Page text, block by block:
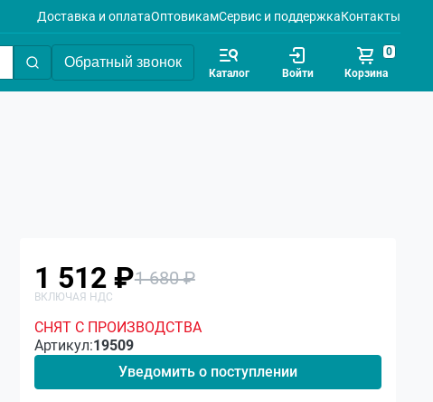
Доставка и оплатаОптовикамСервис и поддержкаКонтакты
Обратный звонок
Каталог Войти Корзина
0
1 512 ₽1 680 ₽
СНЯТ С ПРОИЗВОДСТВА
Артикул:19509
Уведомить о поступлении